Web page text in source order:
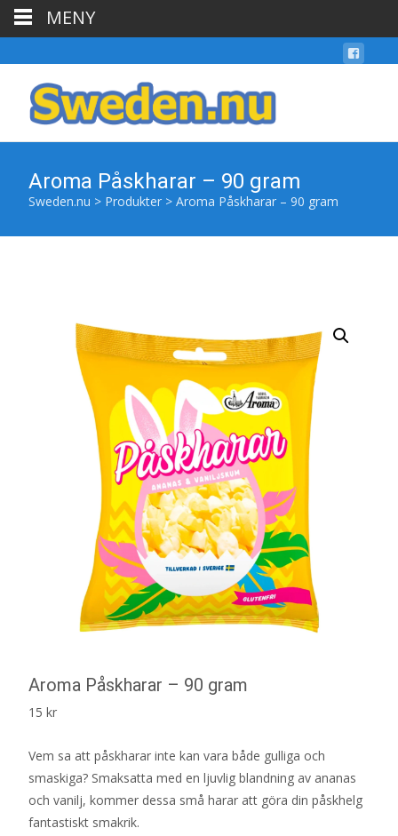
Aroma Påskharar – 90 gram
Sweden.nu > Produkter > Aroma Påskharar – 90 gram
Aroma Påskharar – 90 gram
15 kr
Vem sa att påskharar inte kan vara både gulliga och
smaskiga? Smaksatta med en ljuvlig blandning av ananas
och vanilj, kommer dessa små harar att göra din påskhelg
fantastiskt smakrik.
MENY